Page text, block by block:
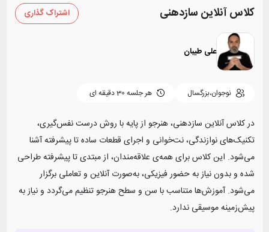
کلاس آنلاین سازدهنی اشتراک گذاری
علی طیبان
نوجوان،بزرگسال هر جلسه 30 دقیقه ای
در کلاس آنلاین سازدهنی، هنرجو از پایه با روش درست نفس‌گیری،
تکنیک‌های نوازندگی، نت‌خوانی و اجرای قطعات ساده تا پیشرفته آشنا
می‌شود. این کلاس برای همه‌ی علاقه‌مندان، از مبتدی تا پیشرفته طراحی
شده و بدون نیاز به حضور فیزیکی، به‌صورت آنلاین و تعاملی برگزار
می‌شود. آموزش‌ها متناسب با سن و سطح هنرجو تنظیم می‌گردد و نیاز به
پیش‌زمینه موسیقی ندارد.